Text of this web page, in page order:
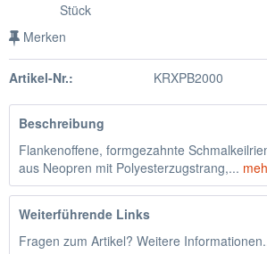
Stück
Merken
Artikel-Nr.: KRXPB2000
Beschreibung
Flankenoffene, formgezahnte
aus Neopren mit Polyesterzugstrang,...
Weiterführende Links
Fragen zum Artikel? Weitere